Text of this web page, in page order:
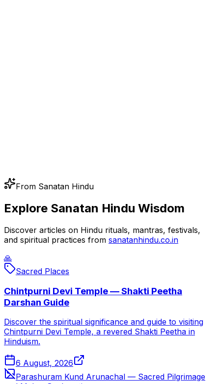
From Sanatan Hindu
Explore Sanatan Hindu Wisdom
Discover articles on Hindu rituals, mantras, festivals,
and spiritual practices from sanatanhindu.co.in
🙏
Sacred Places
Chintpurni Devi Temple — Shakti Peetha
Darshan Guide
Discover the spiritual significance and guide to visiting
Chintpurni Devi Temple, a revered Shakti Peetha in
Hinduism.
6 August, 2026
Parashuram Kund Arunachal — Sacred Pilgrimage